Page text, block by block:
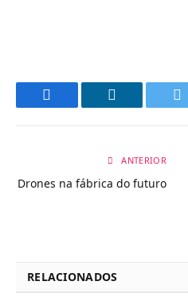
ANTERIOR
Drones na fábrica do futuro
RELACIONADOS